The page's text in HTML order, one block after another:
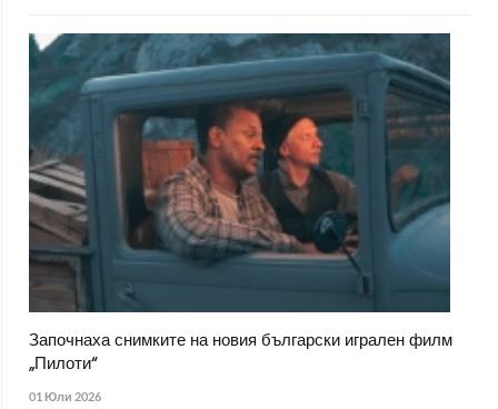
Започнаха снимките на новия български игрален филм
„Пилоти“
01 Юли 2026